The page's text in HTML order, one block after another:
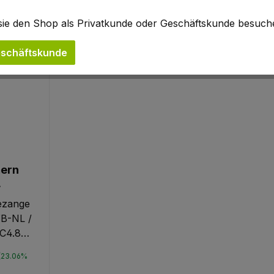
NL /
Preis:
den Shop als Privatkunde oder Geschäftskunde